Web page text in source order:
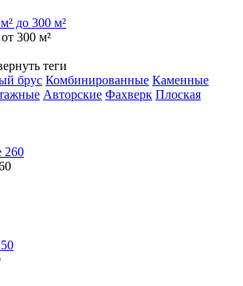
до 300 м²
300 м²
теги
брус Комбинированные Каменные
Авторские Фахверк Плоская